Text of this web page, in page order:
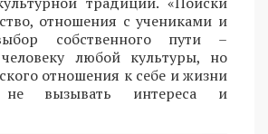
отношения с учениками и
собственного пути –
человеку любой культуры, но
отношения к себе и жизни
вызывать интереса и